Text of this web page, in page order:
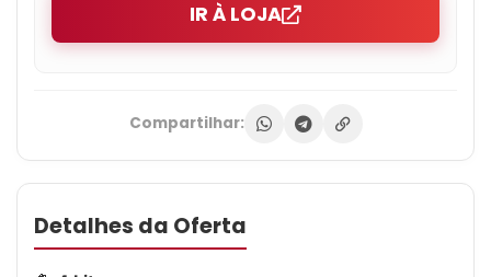
IR À LOJA
Compartilhar:
Detalhes da Oferta